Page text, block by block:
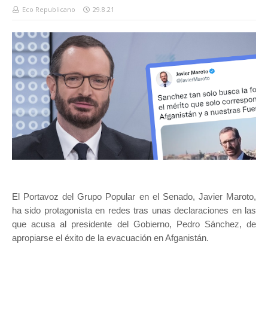
Eco Republicano 29.8.21
El Portavoz del Grupo Popular en el Senado, Javier Maroto,
ha sido protagonista en redes tras unas declaraciones en las
que acusa al presidente del Gobierno, Pedro Sánchez, de
apropiarse el éxito de la evacuación en Afganistán.